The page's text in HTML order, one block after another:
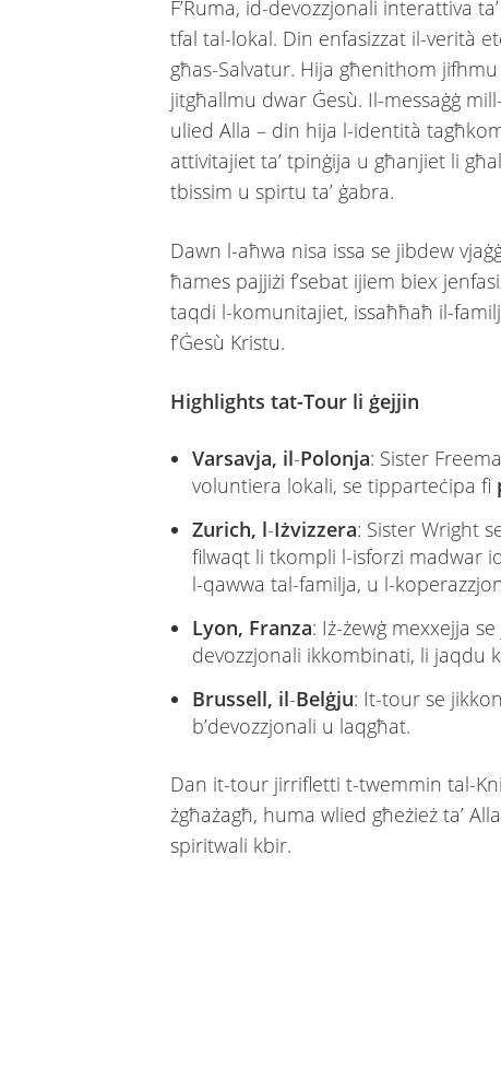
F’Ruma, id-devozzjonali interattiva
tfal tal-lokal. Din enfasizzat il-verità
għas-Salvatur. Hija għenithom
jitgħallmu dwar Ġesù. Il-messaġġ
ulied Alla – din hija l-identità
attivitajiet ta’ tpinġija u għanjiet li
tbissim u spirtu ta’ ġabra.
Dawn l-aħwa nisa issa se jibdew
ħames pajjiżi f’sebat ijiem biex
taqdi l-komunitajiet, issaħħaħ il-
f’Ġesù Kristu.
Highlights tat-Tour li ġejjin
Varsavja, il-Polonja: Sister
voluntiera lokali, se tipparteċipa fi
Zurich, l-Iżvizzera: Sister Wright
filwaqt li tkompli l-isforzi madwar
l-qawwa tal-familja, u l-
Lyon, Franza: Iż-żewġ mexxejja
devozzjonali ikkombinati, li jaqdu
Brussell, il-Belġju: It-tour se
b’devozzjonali u laqgħat.
Dan it-tour jirrifletti t-twemmin tal-
żgħażagħ, huma wlied għeżież ta’
spiritwali kbir.